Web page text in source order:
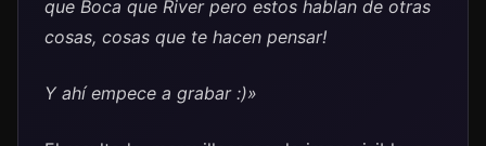
que Boca que River pero estos hablan de otras
cosas, cosas que te hacen pensar!
Y ahí empece a grabar :)»